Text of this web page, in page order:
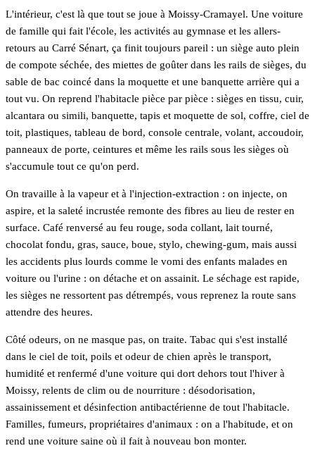
L'intérieur, c'est là que tout se joue à Moissy-Cramayel. Une voiture
de famille qui fait l'école, les activités au gymnase et les allers-
retours au Carré Sénart, ça finit toujours pareil : un siège auto plein
de compote séchée, des miettes de goûter dans les rails de sièges, du
sable de bac coincé dans la moquette et une banquette arrière qui a
tout vu. On reprend l'habitacle pièce par pièce : sièges en tissu, cuir,
alcantara ou simili, banquette, tapis et moquette de sol, coffre, ciel de
toit, plastiques, tableau de bord, console centrale, volant, accoudoir,
panneaux de porte, ceintures et même les rails sous les sièges où
s'accumule tout ce qu'on perd.
On travaille à la vapeur et à l'injection-extraction : on injecte, on
aspire, et la saleté incrustée remonte des fibres au lieu de rester en
surface. Café renversé au feu rouge, soda collant, lait tourné,
chocolat fondu, gras, sauce, boue, stylo, chewing-gum, mais aussi
les accidents plus lourds comme le vomi des enfants malades en
voiture ou l'urine : on détache et on assainit. Le séchage est rapide,
les sièges ne ressortent pas détrempés, vous reprenez la route sans
attendre des heures.
Côté odeurs, on ne masque pas, on traite. Tabac qui s'est installé
dans le ciel de toit, poils et odeur de chien après le transport,
humidité et renfermé d'une voiture qui dort dehors tout l'hiver à
Moissy, relents de clim ou de nourriture : désodorisation,
assainissement et désinfection antibactérienne de tout l'habitacle.
Familles, fumeurs, propriétaires d'animaux : on a l'habitude, et on
rend une voiture saine où il fait à nouveau bon monter.